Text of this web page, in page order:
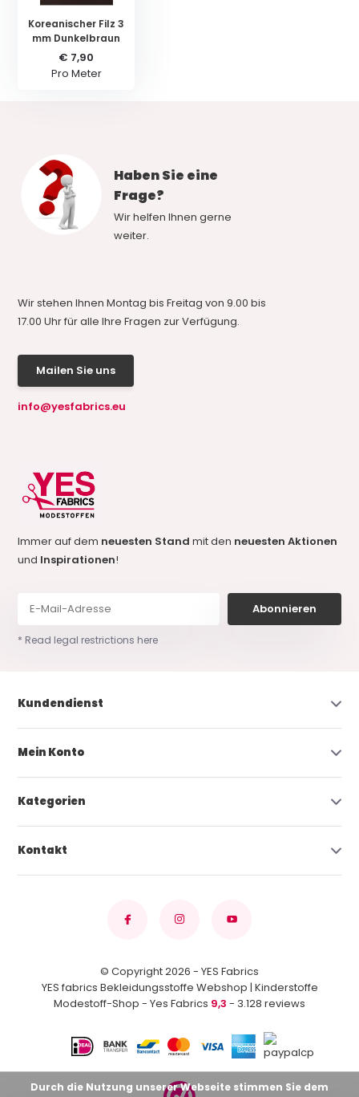
Koreanischer Filz 3
mm Dunkelbraun
€ 7,90
Pro Meter
Haben Sie eine
Frage?
Wir helfen Ihnen gerne
weiter.
Wir stehen Ihnen Montag bis Freitag von 9.00 bis
17.00 Uhr für alle Ihre Fragen zur Verfügung.
Mailen Sie uns
info@yesfabrics.eu
Immer auf dem neuesten Standmit den neuesten Aktionen
und Inspirationen!
Abonnieren
* Read legal restrictions here
Kundendienst
Mein Konto
Kategorien
Kontakt
© Copyright 2026 - YES Fabrics
YES fabrics Bekleidungsstoffe Webshop | Kinderstoffe
Modestoff-Shop - Yes Fabrics 9,3 - 3.128 reviews
Durch die Nutzung unserer Webseite stimmen Sie dem